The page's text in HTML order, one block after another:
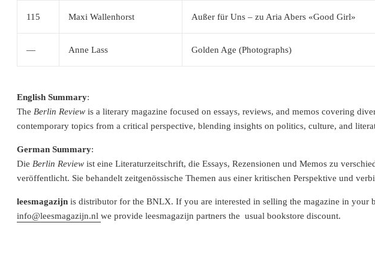
115 Maxi Wallenhorst Außer für Uns – zu Aria Abers «Good Girl»
— Anne Lass Golden Age (Photographs)
English Summary:
The Berlin Review is a literary magazine focused on essays, reviews, and memos covering
contemporary topics from a critical perspective, blending insights on politics, culture, and
German Summary:
Die Berlin Review ist eine Literaturzeitschrift, die Essays, Rezensionen und Memos zu
veröffentlicht. Sie behandelt zeitgenössische Themen aus einer kritischen Perspektive und
leesmagazijn is distributor for the BNLX. If you are interested in selling the magazine in your
info@leesmagazijn.nl we provide leesmagazijn partners the usual bookstore discount.